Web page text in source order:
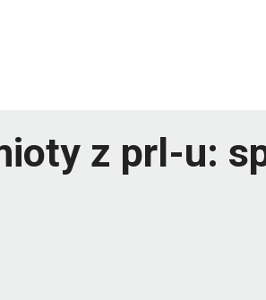
z prl-u: